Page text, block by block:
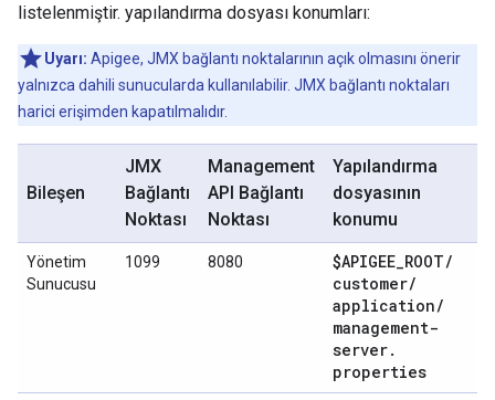
listelenmiştir. yapılandırma dosyası konumları:
Uyarı: Apigee, JMX bağlantı noktalarının açık olmasını önerir
yalnızca dahili sunucularda kullanılabilir. JMX bağlantı noktaları
harici erişimden kapatılmalıdır.
Bileşen
JMX
Bağlantı
Noktası
Management
API Bağlantı
Noktası
Yapılandırma
dosyasının
konumu
Yönetim
Sunucusu
1099 8080 $APIGEE_ROOT/
customer/
application/
management-
server.
properties